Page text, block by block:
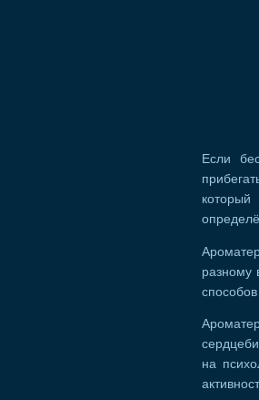
Если
разному
способов
на